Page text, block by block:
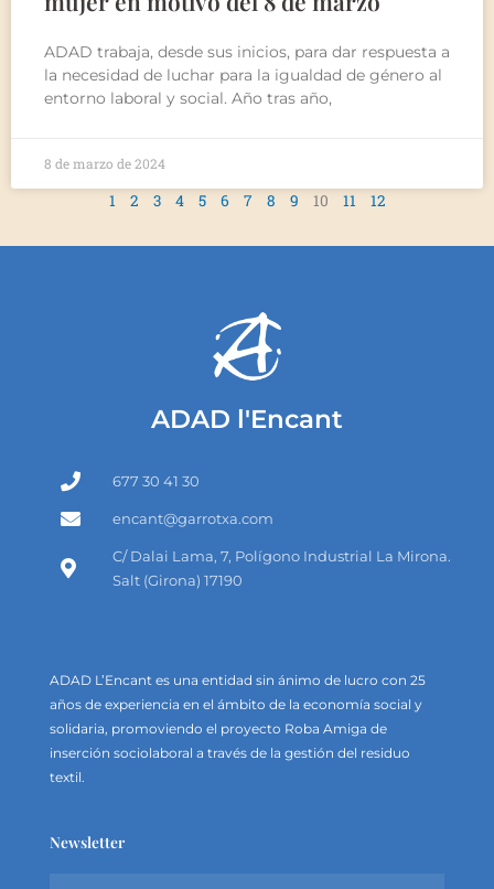
ADAD trabaja, desde sus inicios, para dar respuesta a
la necesidad de luchar para la igualdad de género al
entorno laboral y social. Año tras año,
8 de marzo de 2024
1 2 3 4 5 6 7 8 9 10 11 12
ADAD l'Encant
677 30 41 30
encant@garrotxa.com
C/ Dalai Lama, 7, Polígono Industrial La Mirona.
Salt (Girona) 17190
ADAD L’Encant es una entidad sin ánimo de lucro con 25
años de experiencia en el ámbito de la economía social y
solidaria, promoviendo el proyecto Roba Amiga de
inserción sociolaboral a través de la gestión del residuo
textil.
Newsletter